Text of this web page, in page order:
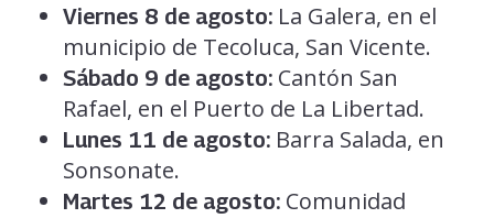
Viernes 8 de agosto:La Galera, en el
municipio de Tecoluca, San Vicente.
Sábado 9 de agosto:Cantón San
Rafael, en el Puerto de La Libertad.
Lunes 11 de agosto:Barra Salada, en
Sonsonate.
Martes 12 de agosto:Comunidad